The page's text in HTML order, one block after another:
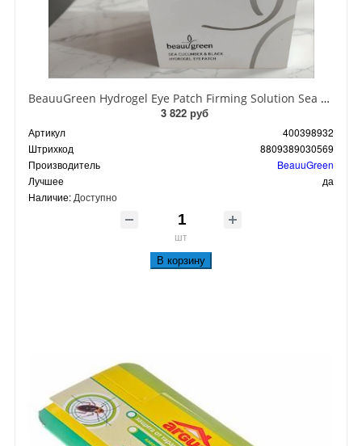
BeauuGreen Hydrogel Eye Patch Firming Solution Sea Cocumber & Black Гидрогелевые патчи для кожи вокруг глаз с экстрактом черного морского огурца 60 шт 90 гр
3 822 руб
Артикул
400398932
Штрихкод
8809389030569
Производитель
BeauuGreen
Лучшее
да
Наличие: Доступно
шт
В корзину